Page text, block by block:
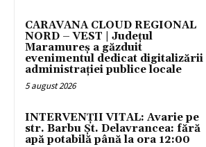
CARAVANA CLOUD REGIONAL
NORD – VEST | Județul
Maramureș a găzduit
evenimentul dedicat digitalizării
administrației publice locale
5 august 2026
INTERVENȚII VITAL: Avarie pe
str. Barbu Șt. Delavrancea: fără
apă potabilă până la ora 12:00